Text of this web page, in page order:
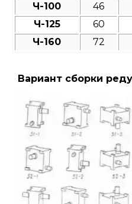
Ч-100
46
Ч-125
60
Ч-160
72
Вариант сборки